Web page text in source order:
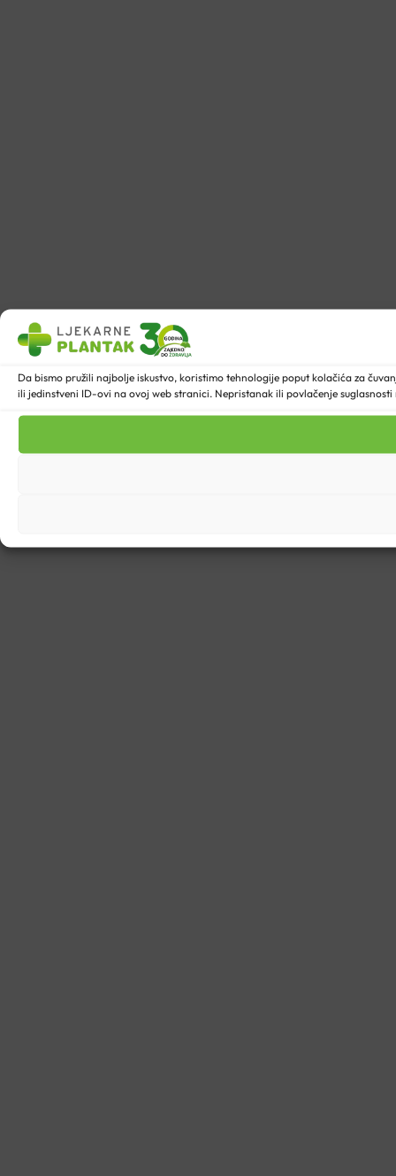
Da bismo pružili najbolje iskustvo, koristimo tehnologije poput kolačića za
ili jedinstveni ID-ovi na ovoj web stranici. Nepristanak ili povlačenje